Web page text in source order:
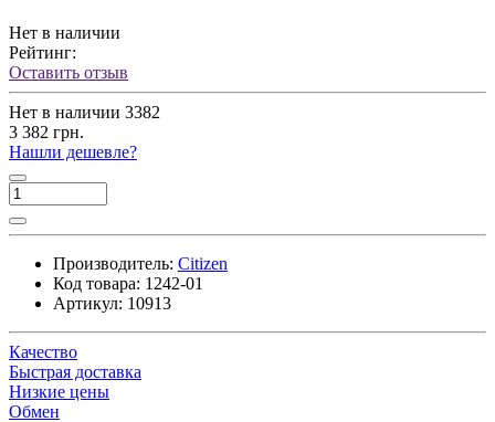
Нет в наличии
Рейтинг:
Оставить отзыв
Нет в наличии 3382
3 382 грн.
Нашли дешевле?
Производитель: Citizen
Код товара: 1242-01
Артикул: 10913
Качество
Быстрая доставка
Низкие цены
Обмен